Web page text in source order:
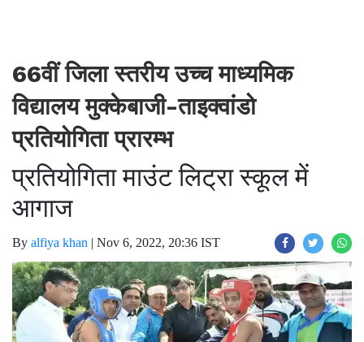
66वीं जिला स्तरीय उच्च माध्यमिक
विद्यालय मुक्केबाजी-ताइक्वांडो
प्रतियोगिता प्रारम्भ
प्रतियोगिता माउंट लिट्रा स्कूल में
आगाज
By alfiya khan | Nov 6, 2022, 20:36 IST